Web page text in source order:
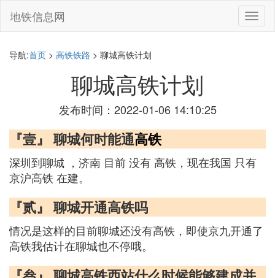
切
换
地铁信息网
导航:首页 > 高铁铁路 > 聊城高铁计划
聊城高铁计划
发布时间：2022-01-06 14:10:25
『壹』 聊城何时能通高铁
深圳到聊城 ，济南 目前 没有 高铁，现在我国 只有
京沪高铁 在建。
『贰』 聊城开通高铁吗
情况是这样的目前聊城还没有高铁，即使京九开通了
高铁我估计在聊城也不停哦。